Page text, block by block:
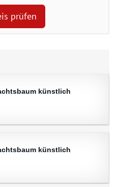
prüfen
künstlich
künstlich